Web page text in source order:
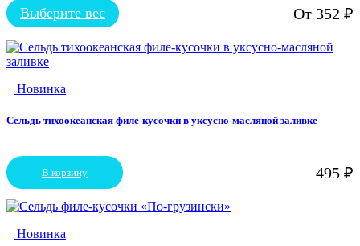
От 352 ₽
Выберите вес
Этот
имеет
несколько
Опции
выбрать
товара.
Новинка
Сельдь тихоокеанская филе-кусочки в уксусно-масляной заливке
495 ₽
В корзину
Новинка